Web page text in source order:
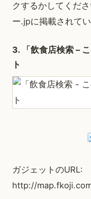
クするかしてくだ
ー.jpに掲載されて
3. 「飲食店検索 –
ト
ガジェットのURL:
http://